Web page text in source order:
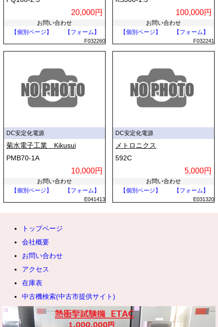
20,000円
お問い合わせ
【個別ページ】
【フォーム】
F032260
100,000円
お問い合わせ
【個別ページ】
【フォーム】
F032241
DC安定化電源
菊水電子工業 Kikusui
PMB70-1A
10,000円
お問い合わせ
【個別ページ】
【フォーム】
E041413
DC安定化電源
メトロニクス
592C
5,000円
お問い合わせ
【個別ページ】
【フォーム】
E031320
トップページ
会社概要
お問い合わせ
アクセス
在庫表
中古機検索(中古市提供サイト)